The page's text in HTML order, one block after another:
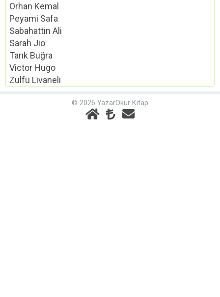
Orhan Kemal
Peyami Safa
Sabahattin Ali
Sarah Jio
Tarık Buğra
Victor Hugo
Zülfü Livaneli
© 2026 YazarOkur Kitap